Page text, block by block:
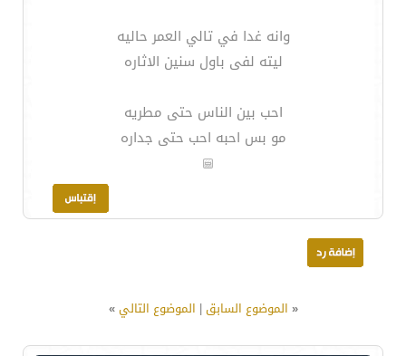
وانه غدا في تالي العمر حاليه
ليته لفى باول سنين الاثاره
احب بين الناس حتى مطريه
مو بس احبه احب حتى جداره
« الموضوع السابق| الموضوع التالي»